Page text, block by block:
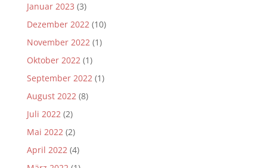
Januar 2023 (3)
Dezember 2022(10)
November 2022(1)
Oktober 2022(1)
September 2022(1)
August 2022(8)
Juli 2022(2)
Mai 2022(2)
April 2022(4)